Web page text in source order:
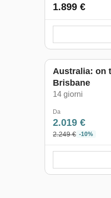
1.899 €
Australia: on
Brisbane
14 giorni
Da
2.019 €
2.249 € -10%